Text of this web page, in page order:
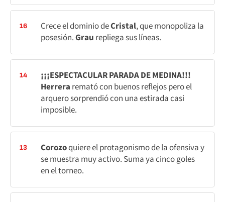
16 Crece el dominio deCristal, que monopoliza la
posesión.Grau repliega sus líneas.
14
¡¡¡ESPECTACULAR PARADA DE MEDINA!!!
Herrera remató con buenos reflejos pero el
arquero sorprendió con una estirada casi
imposible.
13 Corozoquiere el protagonismo de la ofensiva y
se muestra muy activo. Suma ya cinco goles
en el torneo.